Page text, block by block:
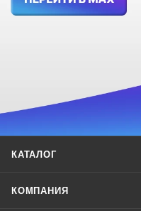
КАТАЛОГ
КОМПАНИЯ